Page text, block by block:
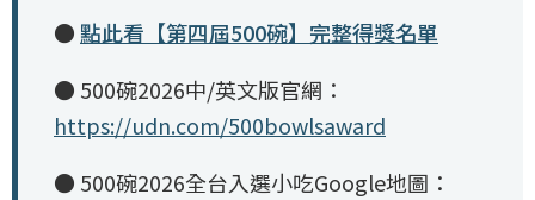
● 點此看【第四屆500碗】完整得獎名單
● 500碗2026中/英文版官網：
https://udn.com/500bowlsaward
● 500碗2026全台入選小吃Google地圖：